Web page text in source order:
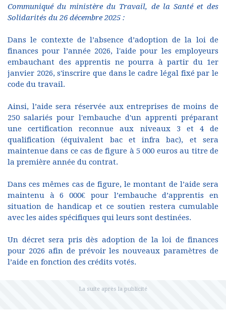
Communiqué du ministère du Travail, de la Santé et des
Solidarités du 26 décembre 2025 :
Dans le contexte de l’absence d’adoption de la loi de
finances pour l’année 2026, l'aide pour les employeurs
embauchant des apprentis ne pourra à partir du 1er
janvier 2026, s'inscrire que dans le cadre légal fixé par le
code du travail.
Ainsi, l’aide sera réservée aux entreprises de moins de
250 salariés pour l'embauche d'un apprenti préparant
une certification reconnue aux niveaux 3 et 4 de
qualification (équivalent bac et infra bac), et sera
maintenue dans ce cas de figure à 5 000 euros au titre de
la première année du contrat.
Dans ces mêmes cas de figure, le montant de l’aide sera
maintenu à 6 000€ pour l’embauche d’apprentis en
situation de handicap et ce soutien restera cumulable
avec les aides spécifiques qui leurs sont destinées.
Un décret sera pris dès adoption de la loi de finances
pour 2026 afin de prévoir les nouveaux paramètres de
l’aide en fonction des crédits votés.